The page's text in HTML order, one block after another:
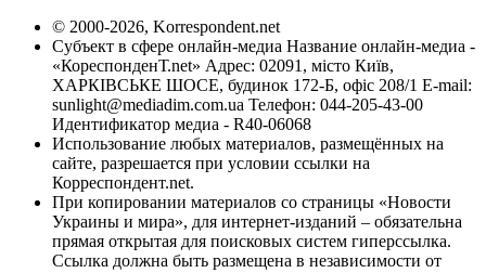
© 2000-2026, Korrespondent.net
Субъект в сфере онлайн-медиа Название онлайн-медиа -
«КореспонденТ.net» Адрес: 02091, місто Київ,
ХАРКІВСЬКЕ ШОСЕ, будинок 172-Б, офіс 208/1 E-mail:
sunlight@mediadim.com.ua Телефон: 044-205-43-00
Идентификатор медиа - R40-06068
Использование любых материалов, размещённых на
сайте, разрешается при условии ссылки на
Корреспондент.net.
При копировании материалов со страницы «Новости
Украины и мира», для интернет-изданий – обязательна
прямая открытая для поисковых систем гиперссылка.
Ссылка должна быть размещена в независимости от